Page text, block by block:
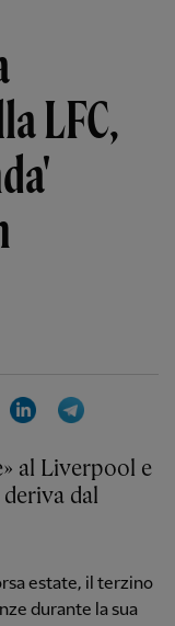
LFC,
LinkedIn
dal
estate, il terzino
durante la sua